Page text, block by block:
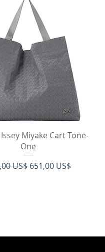
Hurtigvisning
Miyake Cart Tone-
One
pris
US$ Salgspris
651,00 US$